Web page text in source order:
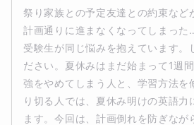
祭り家族との予定友達との約束など
計画通りに進まなくなってしまっ
受験生が同じ悩みを抱えています。
ださい。夏休みはまだ始まって1週
強をやめてしまう人と、学習方法を
り切る人では、夏休み明けの英語力
ます。今回は、計画倒れを防ぎなが